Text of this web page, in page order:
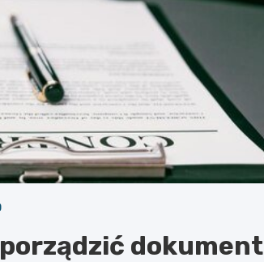
dokument